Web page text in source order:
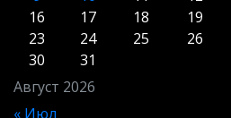
Август 2026
16
17 18 19
23
24 25 26
30
31
« Июл